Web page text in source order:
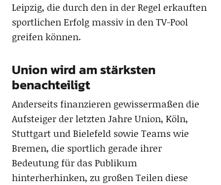
Leipzig, die durch den in der Regel erkauften
sportlichen Erfolg massiv in den TV-Pool
greifen können.
Union wird am stärksten
benachteiligt
Anderseits finanzieren gewissermaßen die
Aufsteiger der letzten Jahre Union, Köln,
Stuttgart und Bielefeld sowie Teams wie
Bremen, die sportlich gerade ihrer
Bedeutung für das Publikum
hinterherhinken, zu großen Teilen diese